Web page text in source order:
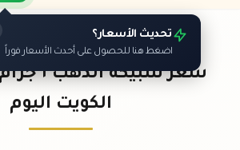
تحديث الأسعار؟
اضغط هنا للحصول على أحدث الأسعار فوراً
الكويت اليوم